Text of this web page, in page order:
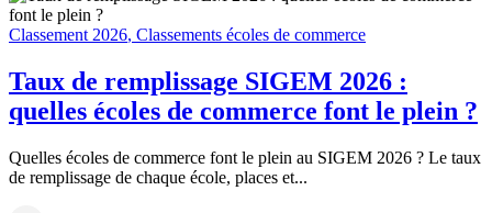
Classement 2026, Classements écoles de commerce
Taux de remplissage SIGEM 2026 :
quelles écoles de commerce font le plein ?
Quelles écoles de commerce font le plein au SIGEM 2026 ? Le taux
de remplissage de chaque école, places et...